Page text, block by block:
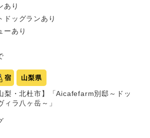
あり
ドッグランあり
ーあり
宿 山梨県
梨・北杜市】「Aicafefarm別邸～ドッ
ィラ八ヶ岳～」